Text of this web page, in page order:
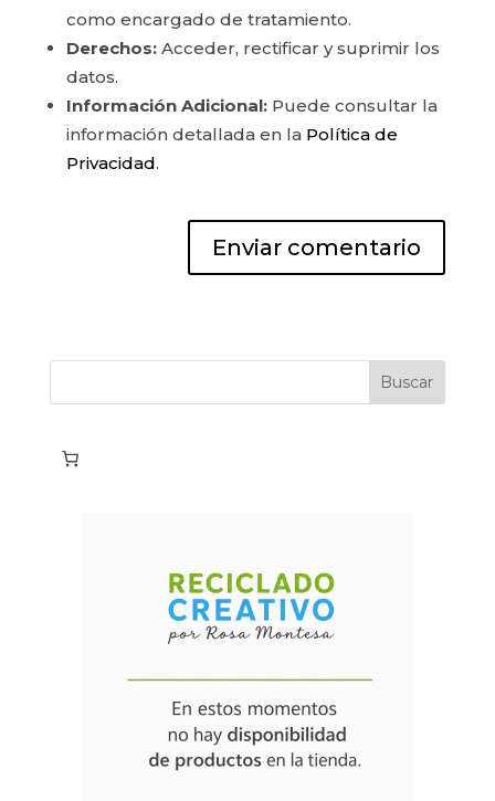
como encargado de tratamiento.
Derechos:Acceder, rectificar y suprimir los
datos.
Información Adicional:Puede consultar la
información detallada en la Política de
Privacidad.